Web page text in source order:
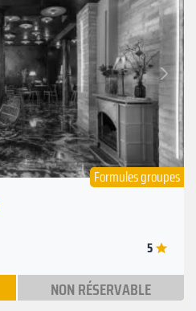
Suivant
Formules groupes
5
NON RÉSERVABLE